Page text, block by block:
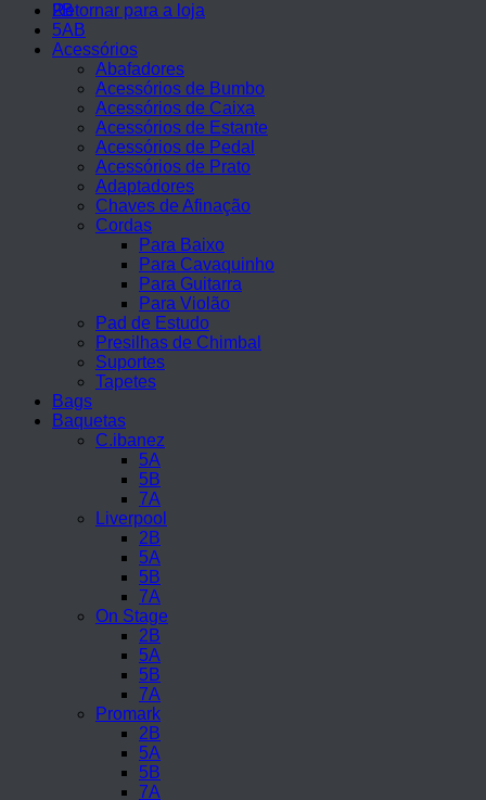
Retornar para a loja
2B
5AB
Acessórios
Abafadores
Acessórios de Bumbo
Acessórios de Caixa
Acessórios de Estante
Acessórios de Pedal
Acessórios de Prato
Adaptadores
Chaves de Afinação
Cordas
Para Baixo
Para Cavaquinho
Para Guitarra
Para Violão
Pad de Estudo
Presilhas de Chimbal
Suportes
Tapetes
Bags
Baquetas
C.ibanez
5A
5B
7A
Liverpool
2B
5A
5B
7A
On Stage
2B
5A
5B
7A
Promark
2B
5A
5B
7A